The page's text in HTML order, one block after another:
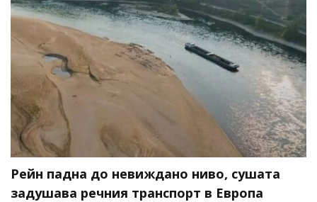
Рейн падна до невиждано ниво, сушата
задушава речния транспорт в Европа